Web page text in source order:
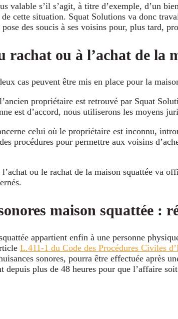
valable s’il s’agit, à titre d’exemple, d’un
cette situation. Squat Solutions va donc
des soucis à ses voisins pour, plus tard,
rachat ou à l’achat de la
cas peuvent être mis en place pour la
propriétaire est retrouvé par Squat
est d’accord, nous utiliserons les moyens
celui où le propriétaire est inconnu,
procédures pour permettre aux voisins
ou le rachat de la maison squattée va
maison squattée :
appartient enfin à une personne
L.411-1 du Code des Procédures Civiles
sonores, pourra être effectuée après
depuis plus de 48 heures pour que l’affaire